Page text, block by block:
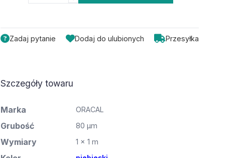
Zadaj pytanie Dodaj do ulubionych Przesyłka
Szczegóły towaru
Marka ORACAL
Grubość 80 µm
Wymiary 1 x 1 m